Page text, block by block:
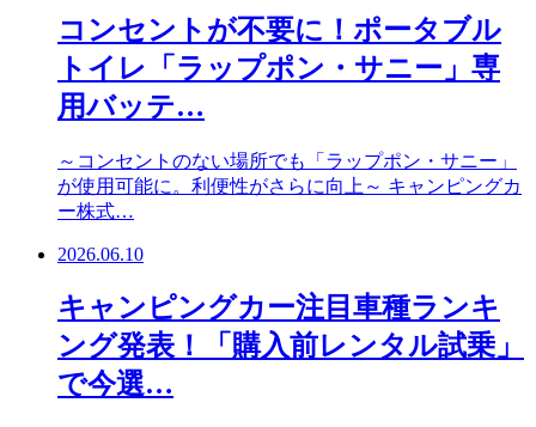
コンセントが不要に！ポータブル
トイレ「ラップポン・サニー」専
用バッテ…
～コンセントのない場所でも「ラップポン・サニー」
が使用可能に。利便性がさらに向上～ キャンピングカ
ー株式…
2026.06.10
キャンピングカー注目車種ランキ
ング発表！「購入前レンタル試乗」
で今選…